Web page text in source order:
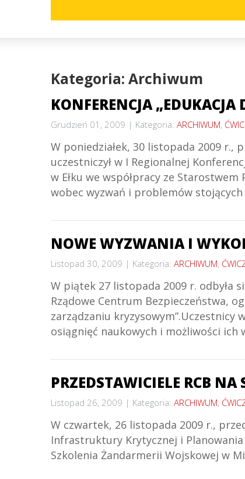
Kategoria: Archiwum
KONFERENCJA „EDUKACJA
Grudzień 01, 2009 Kategoria: ARCHIWUM,
W poniedziałek, 30 listopada 2009 r.,
uczestniczył w I Regionalnej
w Ełku we współpracy ze
wobec wyzwań i problemów
NOWE WYZWANIA I
Listopad 30, 2009 Kategoria: ARCHIWUM,
W piątek 27 listopada 2009 r. odbyła
Rządowe Centrum Bezpieczeństwa,
zarządzaniu
osiągnięć naukowych i możliwości ich
PRZEDSTAWICIELE RCB
Listopad 26, 2009 Kategoria: ARCHIWUM,
W czwartek, 26 listopada 2009 r.,
Infrastruktury Krytycznej i
Szkolenia Żandarmerii Wojskowej w